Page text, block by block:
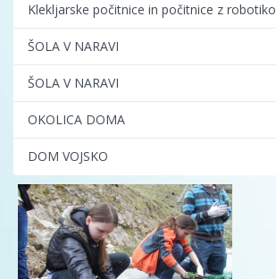
Klekljarske počitnice in počitnice z robotiko
ŠOLA V NARAVI
ŠOLA V NARAVI
OKOLICA DOMA
DOM VOJSKO